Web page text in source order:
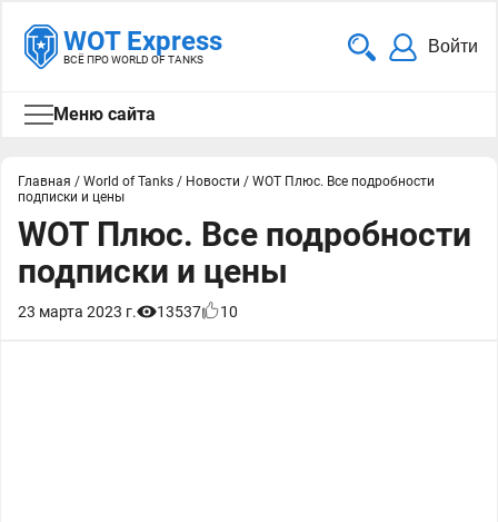
WOT Express
ВСЁ ПРО WORLD OF TANKS
Войти
Меню сайта
Главная / World of Tanks / Новости / WOT Плюс. Все подробности
подписки и цены
WOT Плюс. Все подробности
подписки и цены
23 марта 2023 г. 13537 10